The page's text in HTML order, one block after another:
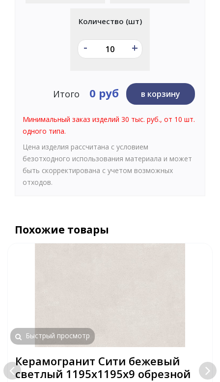
Количество (шт)
- +
Итого 0 руб в корзину
Минимальный заказ изделий 30 тыс. руб., от 10 шт.
одного типа.
Цена изделия рассчитана с условием
безотходного использования материала и может
быть скорректирована с учетом возможных
отходов.
Похожие товары
Быстрый просмотр
Керамогранит Сити бежевый
светлый 1195х1195х9 обрезной